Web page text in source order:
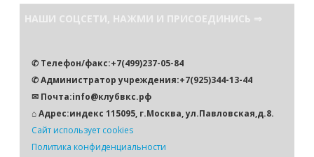
НАШИ СОЦСЕТИ, НАЖМИ И ПРИСОЕДИНИСЬ ⇒
✆ Телефон/факс:+7(499)237-05-84
✆ Администратор учреждения:+7(925)344-13-44
✉ Почта:info@клубвкс.рф
⌂ Адрес:индекс 115095, г.Москва, ул.Павловская,д.8.
Сайт использует cookies
Политика конфиденциальности